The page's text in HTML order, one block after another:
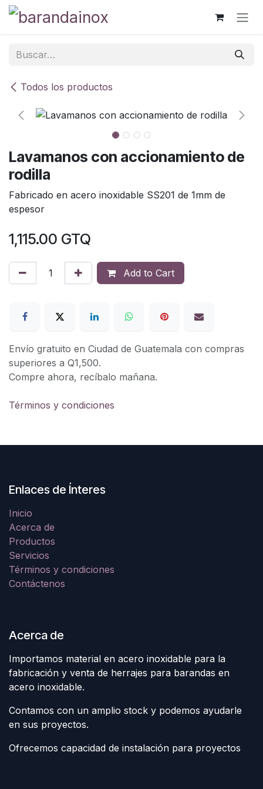
Ir al contenido
Todos los productos
Lavamanos con accionamiento de
rodilla
Fabricado en acero inoxidable SS201 de 1mm de
espesor
1,115.00 GTQ
Add to Cart
Envío gratuito en Ciudad de Guatemala con compras
superiores a Q1,500.
Compre ahora, recíbalo mañana.
Términos y condiciones
Enlaces de Ínteres
Inicio
Acerca de
Productos
Servicios
Términos y condiciones
Contáctenos
Acerca de
Importamos material en acero inoxidable para la
fabricación y venta de herrajes para barandas en
acero inoxidable.
Contamos con un amplio stock y podemos ayudarle
en sus proyectos.
Ofrecemos capacidad de instalación para proyectos